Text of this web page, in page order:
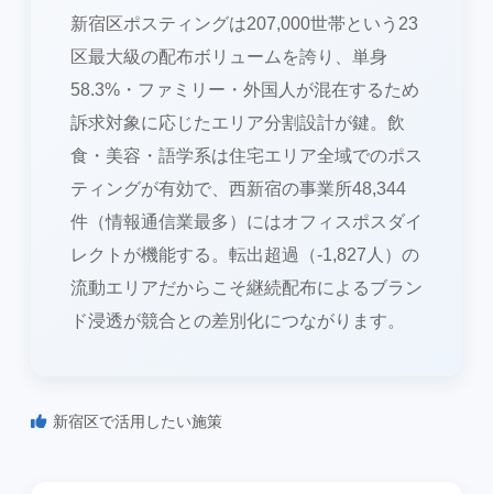
新宿区ポスティングは207,000世帯という23
区最大級の配布ボリュームを誇り、単身
58.3%・ファミリー・外国人が混在するため
訴求対象に応じたエリア分割設計が鍵。飲
食・美容・語学系は住宅エリア全域でのポス
ティングが有効で、西新宿の事業所48,344
件（情報通信業最多）にはオフィスポスダイ
レクトが機能する。転出超過（-1,827人）の
流動エリアだからこそ継続配布によるブラン
ド浸透が競合との差別化につながります。
新宿区で活用したい施策